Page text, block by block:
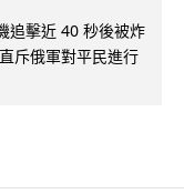
追擊近 40 秒後被炸
斥俄軍對平民進行